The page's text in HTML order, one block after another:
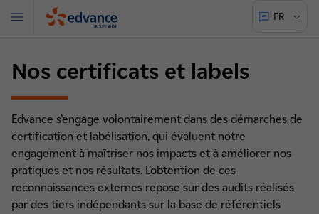
FR
Menu
Nos certificats et labels
Edvance s’engage volontairement dans des démarches de
certification et labélisation, qui évaluent notre
engagement à maîtriser nos impacts et à améliorer nos
pratiques et nos résultats. L’obtention de ces
reconnaissances externes repose sur des audits réalisés
par des tiers indépendants sur la base de référentiels